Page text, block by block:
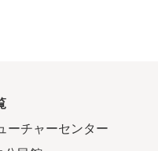
ーチャーセンター